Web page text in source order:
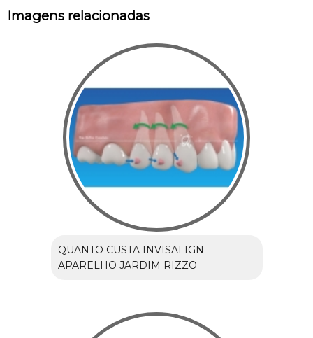
Imagens relacionadas
QUANTO CUSTA INVISALIGN
APARELHO JARDIM RIZZO